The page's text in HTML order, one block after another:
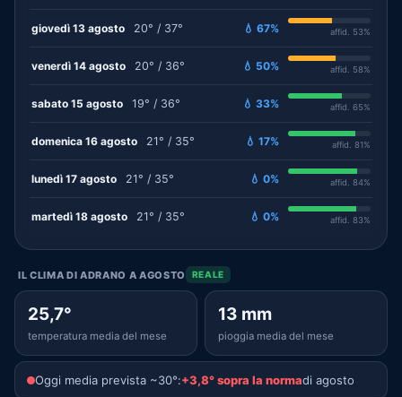
giovedì 13 agosto 20° / 37° 💧 67% affid. 53%
venerdì 14 agosto 20° / 36° 💧 50% affid. 58%
sabato 15 agosto 19° / 36° 💧 33% affid. 65%
domenica 16 agosto 21° / 35° 💧 17% affid. 81%
lunedì 17 agosto 21° / 35° 💧 0% affid. 84%
martedì 18 agosto 21° / 35° 💧 0% affid. 83%
IL CLIMA DI ADRANO A AGOSTO REALE
25,7°
temperatura media del mese
13 mm
pioggia media del mese
Oggi media prevista ~30°:+3,8° sopra la normadi agosto